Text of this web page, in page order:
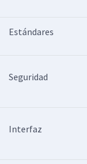
Estándares
Seguridad
Interfaz